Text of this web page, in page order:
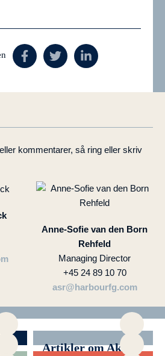
kommentarer, så ring eller skriv
Anne-Sofie van den Born
Rehfeld
Managing Director
+45 24 89 10 70
asr@harbourfg.com
Artikler om Aktivt